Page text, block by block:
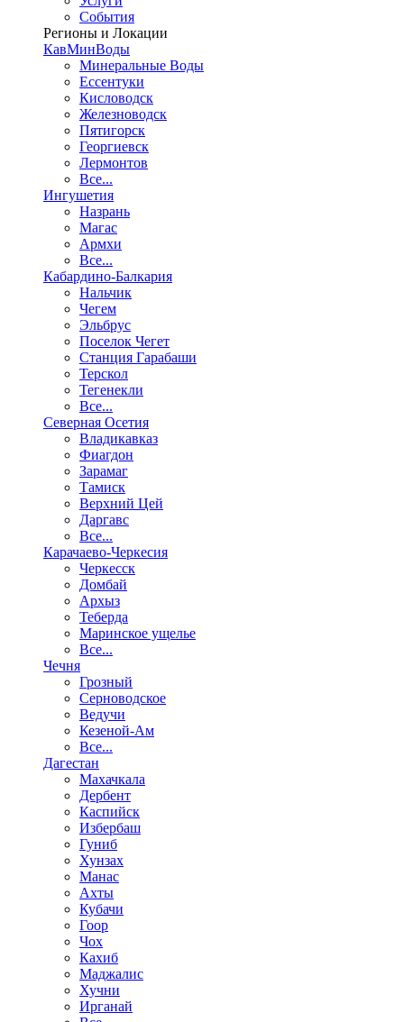
События
Регионы и Локации
КавМинВоды
Минеральные Воды
Ессентуки
Кисловодск
Железноводск
Пятигорск
Георгиевск
Лермонтов
Все...
Ингушетия
Назрань
Магас
Армхи
Все...
Кабардино-Балкария
Нальчик
Чегем
Эльбрус
Поселок Чегет
Станция Гарабаши
Терскол
Тегенекли
Все...
Северная Осетия
Владикавказ
Фиагдон
Зарамаг
Тамиск
Верхний Цей
Даргавс
Все...
Карачаево-Черкесия
Черкесск
Домбай
Архыз
Теберда
Маринское ущелье
Все...
Чечня
Грозный
Серноводское
Ведучи
Кезеной-Ам
Все...
Дагестан
Махачкала
Дербент
Каспийск
Избербаш
Гуниб
Хунзах
Манас
Ахты
Кубачи
Гоор
Чох
Кахиб
Маджалис
Хучни
Ирганай